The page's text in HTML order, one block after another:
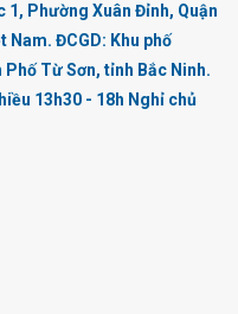
1, Phường Xuân Đỉnh, Quận
Nam. ĐCGD: Khu phố
Từ Sơn, tỉnh Bắc Ninh.
13h30 - 18h Nghỉ chủ